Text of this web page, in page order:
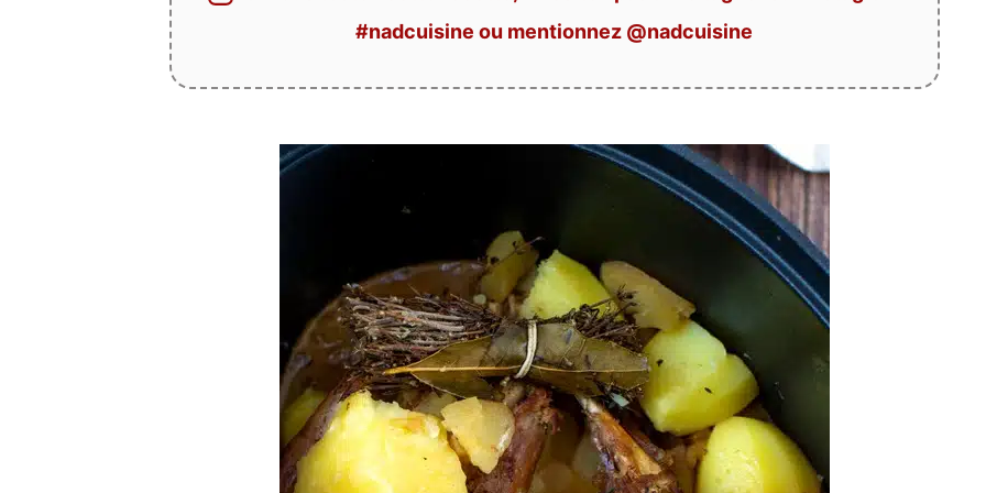
#nadcuisine ou mentionnez @nadcuisine